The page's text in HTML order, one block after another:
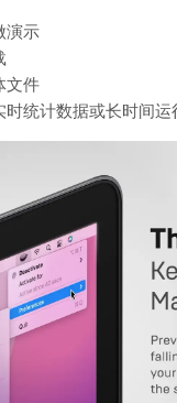
演示
文件
时统计数据或长时间运